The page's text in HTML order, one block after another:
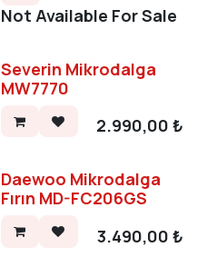
Not Available For Sale
Severin Mikrodalga
MW7770
2.990,00 ₺
Daewoo Mikrodalga
Fırın MD-FC206GS
3.490,00 ₺